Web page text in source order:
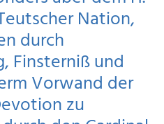
Nation,
durch
Finsterniß und
Vorwand der
zu